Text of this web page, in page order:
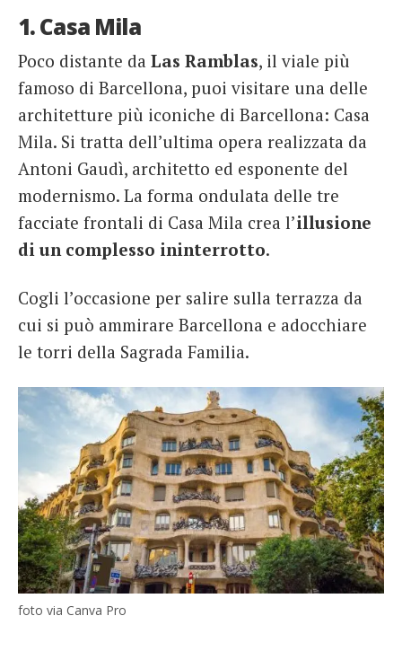
1. Casa Mila
Poco distante da Las Ramblas, il viale più
famoso di Barcellona, puoi visitare una delle
architetture più iconiche di Barcellona: Casa
Mila. Si tratta dell’ultima opera realizzata da
Antoni Gaudì, architetto ed esponente del
modernismo. La forma ondulata delle tre
facciate frontali di Casa Mila crea l’illusione
di un complesso ininterrotto.
Cogli l’occasione per salire sulla terrazza da
cui si può ammirare Barcellona e adocchiare
le torri della Sagrada Familia.
foto via Canva Pro